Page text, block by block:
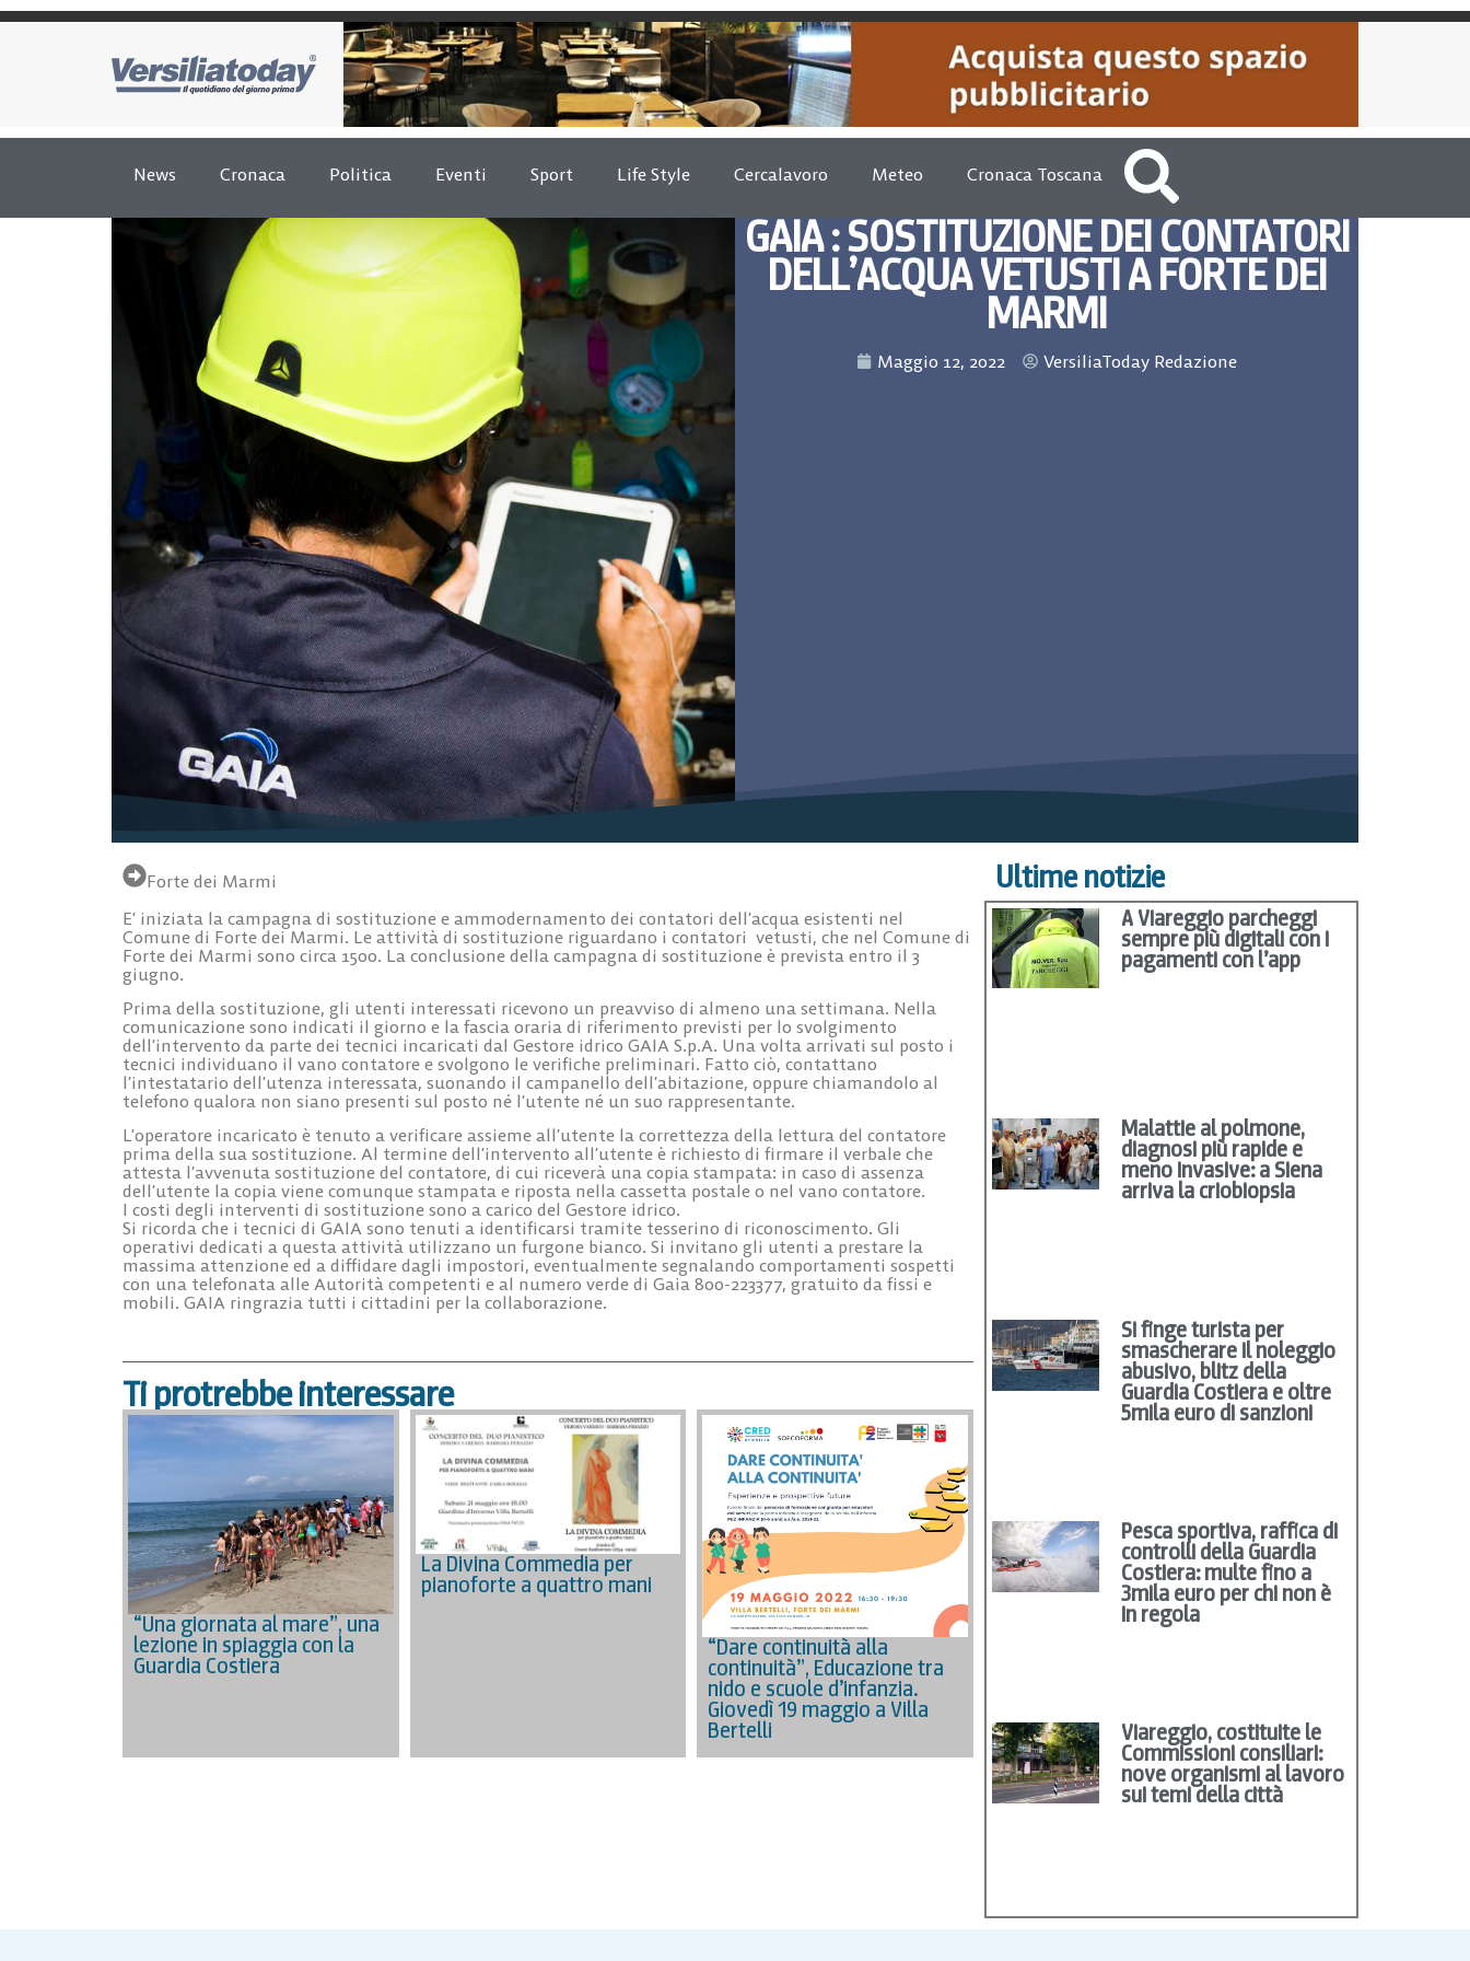
News Cronaca Politica Eventi Sport Life Style Cercalavoro Meteo Cronaca Toscana
GAIA : SOSTITUZIONE DEI CONTATORI
DELL’ACQUA VETUSTI A FORTE DEI
MARMI
Maggio 12, 2022 VersiliaToday Redazione
Forte dei Marmi
E’ iniziata la campagna di sostituzione e ammodernamento dei contatori dell’acqua esistenti nel
Comune di Forte dei Marmi. Le attività di sostituzione riguardano i contatori vetusti, che nel Comune di
Forte dei Marmi sono circa 1500. La conclusione della campagna di sostituzione è prevista entro il 3
giugno.
Prima della sostituzione, gli utenti interessati ricevono un preavviso di almeno una settimana. Nella
comunicazione sono indicati il giorno e la fascia oraria di riferimento previsti per lo svolgimento
dell’intervento da parte dei tecnici incaricati dal Gestore idrico GAIA S.p.A. Una volta arrivati sul posto i
tecnici individuano il vano contatore e svolgono le verifiche preliminari. Fatto ciò, contattano
l’intestatario dell’utenza interessata, suonando il campanello dell’abitazione, oppure chiamandolo al
telefono qualora non siano presenti sul posto né l’utente né un suo rappresentante.
L’operatore incaricato è tenuto a verificare assieme all’utente la correttezza della lettura del contatore
prima della sua sostituzione. Al termine dell’intervento all’utente è richiesto di firmare il verbale che
attesta l’avvenuta sostituzione del contatore, di cui riceverà una copia stampata: in caso di assenza
dell’utente la copia viene comunque stampata e riposta nella cassetta postale o nel vano contatore.
I costi degli interventi di sostituzione sono a carico del Gestore idrico.
Si ricorda che i tecnici di GAIA sono tenuti a identificarsi tramite tesserino di riconoscimento. Gli
operativi dedicati a questa attività utilizzano un furgone bianco. Si invitano gli utenti a prestare la
massima attenzione ed a diffidare dagli impostori, eventualmente segnalando comportamenti sospetti
con una telefonata alle Autorità competenti e al numero verde di Gaia 800-223377, gratuito da fissi e
mobili. GAIA ringrazia tutti i cittadini per la collaborazione.
Ti protrebbe interessare
“Una giornata al mare”, una
lezione in spiaggia con la
Guardia Costiera
La Divina Commedia per
pianoforte a quattro mani
“Dare continuità alla
continuità”, Educazione tra
nido e scuole d’infanzia.
Giovedì 19 maggio a Villa
Bertelli
Ultime notizie
A Viareggio parcheggi
sempre più digitali con i
pagamenti con l’app
Malattie al polmone,
diagnosi più rapide e
meno invasive: a Siena
arriva la criobiopsia
Si finge turista per
smascherare il noleggio
abusivo, blitz della
Guardia Costiera e oltre
5mila euro di sanzioni
Pesca sportiva, raffica di
controlli della Guardia
Costiera: multe fino a
3mila euro per chi non è
in regola
Viareggio, costituite le
Commissioni consiliari:
nove organismi al lavoro
sui temi della città